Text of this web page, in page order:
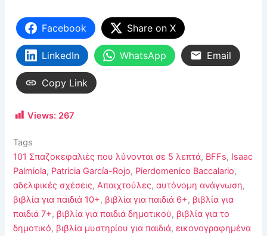
Facebook Share on X
LinkedIn WhatsApp Email
Copy Link
Views: 267
Tags
101 Σπαζοκεφαλιές που λύνονται σε 5 λεπτά, BFFs, Isaac
Palmiola, Patricia García-Rojo, Pierdomenico Baccalario,
αδελφικές σχέσεις,Απαιχτούλες,αυτόνομη ανάγνωση,
βιβλία για παιδιά 10+, βιβλία για παιδιά 6+, βιβλία για
παιδιά 7+, βιβλία για παιδιά δημοτικού, βιβλία για το
δημοτικό, βιβλία μυστηρίου για παιδιά,εικονογραφημένα